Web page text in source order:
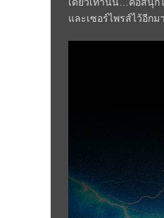
และเซอร์ไพรส์ไว้อีก